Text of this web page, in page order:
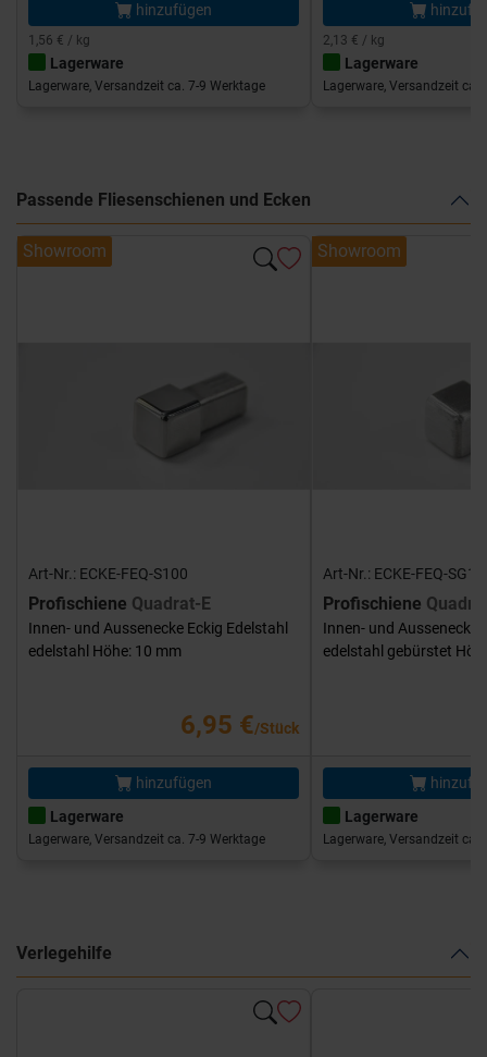
hinzufügen
1,56 € / kg
Lagerware
Lagerware, Versandzeit ca. 7-9 Werktage
2,13 € / kg
Lagerware
Lagerware, Versandzeit ca.
Passende Fliesenschienen und Ecken
Showroom
Art-Nr.: ECKE-FEQ-S100
Profischiene Quadrat-E
Innen- und Aussenecke Eckig Edelstahl
edelstahl Höhe: 10 mm
6,95 €/Stück
hinzufügen
Lagerware
Lagerware, Versandzeit ca. 7-9 Werktage
Showroom
Art-Nr.: ECKE-FEQ-
Profischiene
Innen- und Aussenecke
edelstahl gebürstet
Lagerware
Lagerware, Versandzeit ca.
Verlegehilfe